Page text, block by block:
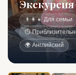
👨‍👩‍👧 Для семьи
⏱
🌍 Английский